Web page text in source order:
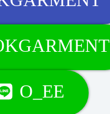
O_EE